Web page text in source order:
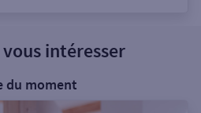
intéresser
du moment